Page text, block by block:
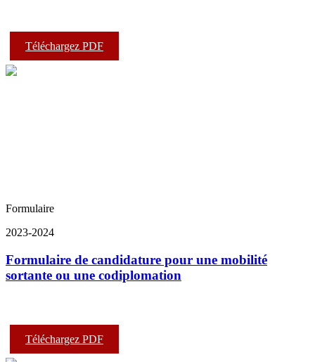
Téléchargez PDF
Formulaire
2023-2024
Formulaire de candidature pour une mobilité
sortante ou une codiplomation
Téléchargez PDF